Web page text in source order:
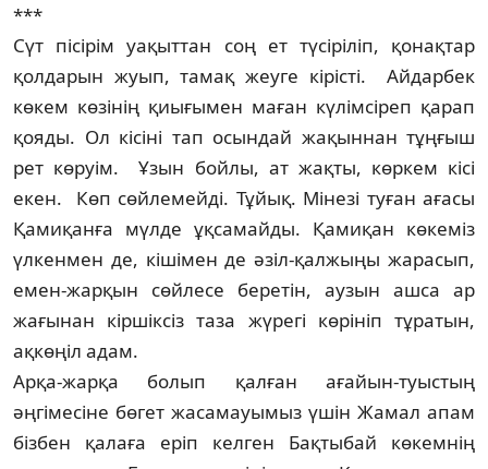
***
Cүт пісірім уақыттан соң ет түсіріліп, қонақтар
қолдарын жуып, тамақ жеуге кірісті. Айдарбек
көкем көзінің қиығымен ма­ған күлімсіреп қарап
қояды. Ол кісіні тап осын­дай жақыннан тұңғыш
рет көруім. Ұзын бойлы, ат жақты, көркем кісі
екен. Көп сөйлемейді. Тұйық. Мінезі туған ағасы
Қами­қанға мүлде ұқсамайды. Қамиқан көкеміз
үлкенмен де, кішімен де әзіл-қалжыңы жарасып,
емен-жарқын сөйлесе беретін, аузын ашса ар
жағынан кіршіксіз таза жүрегі көрініп тұратын,
ақкөңіл адам.
Арқа-жарқа болып қалған ағайын-туыстың
әңгімесіне бөгет жасамауымыз үшін Жамал апам
бізбен қалаға еріп келген Бақты­бай көкемнің